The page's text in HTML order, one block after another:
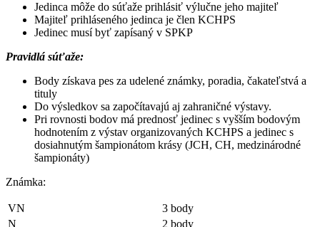
Jedinca môže do súťaže prihlásiť výlučne jeho majiteľ
Majiteľ prihláseného jedinca je člen KCHPS
Jedinec musí byť zapísaný v SPKP
Pravidlá súťaže:
Body získava pes za udelené známky, poradia, čakateľstvá a
tituly
Do výsledkov sa započítavajú aj zahraničné výstavy.
Pri rovnosti bodov má prednosť jedinec s vyšším bodovým
hodnotením z výstav organizovaných KCHPS a jedinec s
dosiahnutým šampionátom krásy (JCH, CH, medzinárodné
šampionáty)
Známka:
VN
3 body
N
2 body